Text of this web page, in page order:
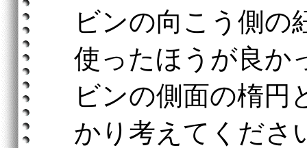
ビンの向こう側の
使ったほうが良か
ビンの側面の楕円
かり考えてくださ